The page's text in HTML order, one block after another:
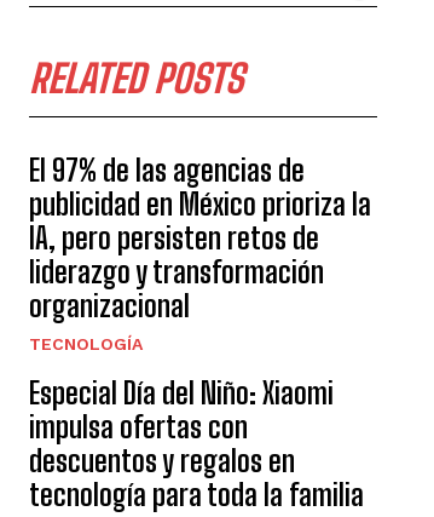
RELATED POSTS
El 97% de las agencias de
publicidad en México prioriza la
IA, pero persisten retos de
liderazgo y transformación
organizacional
TECNOLOGÍA
Especial Día del Niño: Xiaomi
impulsa ofertas con
descuentos y regalos en
tecnología para toda la familia